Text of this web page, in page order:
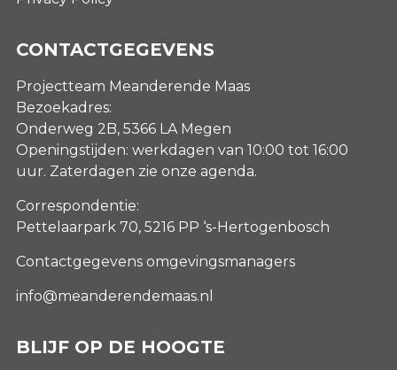
CONTACTGEGEVENS
Projectteam Meanderende Maas
Bezoekadres:
Onderweg 2B, 5366 LA Megen
Openingstijden: werkdagen van 10:00 tot 16:00
uur. Zaterdagen zie onze agenda.
Correspondentie:
Pettelaarpark 70, 5216 PP ‘s-Hertogenbosch
Contactgegevens omgevingsmanagers
info@meanderendemaas.nl
BLIJF OP DE HOOGTE